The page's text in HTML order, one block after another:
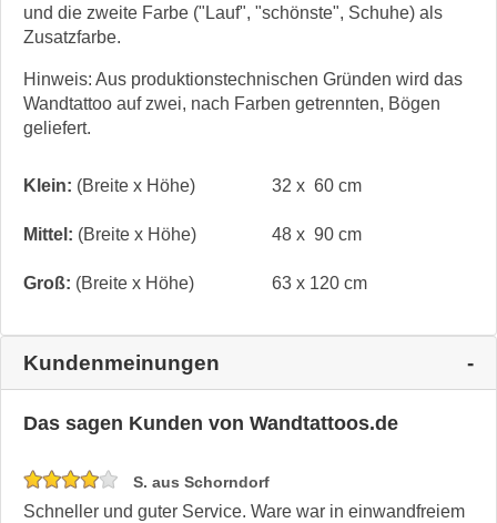
und die zweite Farbe ("Lauf", "schönste", Schuhe) als
Zusatzfarbe.
Hinweis: Aus produktionstechnischen Gründen wird das
Wandtattoo auf zwei, nach Farben getrennten, Bögen
geliefert.
Klein: (Breite x Höhe) 32 x 60 cm
Mittel: (Breite x Höhe) 48 x 90 cm
Groß: (Breite x Höhe) 63 x 120 cm
Kundenmeinungen
Das sagen Kunden von Wandtattoos.de
S. aus Schorndorf
Schneller und guter Service. Ware war in einwandfreiem